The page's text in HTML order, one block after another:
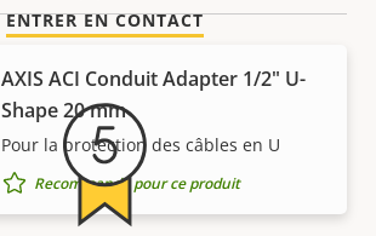
AXIS ACI Conduit Adapter 1/2" U-
Shape 20 mm
Pour la protection des câbles en U
Recommandé pour ce produit
ENTRER EN CONTACT